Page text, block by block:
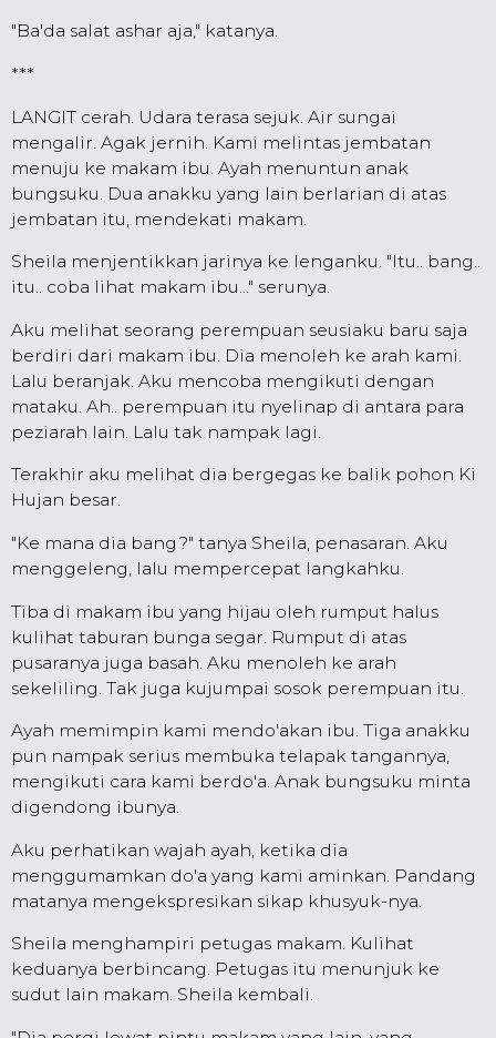
"Ba'da salat ashar aja," katanya.
***
LANGIT cerah. Udara terasa sejuk. Air sungai
mengalir. Agak jernih. Kami melintas jembatan
menuju ke makam ibu. Ayah menuntun anak
bungsuku. Dua anakku yang lain berlarian di atas
jembatan itu, mendekati makam.
Sheila menjentikkan jarinya ke lenganku. "Itu.. bang..
itu.. coba lihat makam ibu..." serunya.
Aku melihat seorang perempuan seusiaku baru saja
berdiri dari makam ibu. Dia menoleh ke arah kami.
Lalu beranjak. Aku mencoba mengikuti dengan
mataku. Ah.. perempuan itu nyelinap di antara para
peziarah lain. Lalu tak nampak lagi.
Terakhir aku melihat dia bergegas ke balik pohon Ki
Hujan besar.
"Ke mana dia bang?" tanya Sheila, penasaran. Aku
menggeleng, lalu mempercepat langkahku.
Tiba di makam ibu yang hijau oleh rumput halus
kulihat taburan bunga segar. Rumput di atas
pusaranya juga basah. Aku menoleh ke arah
sekeliling. Tak juga kujumpai sosok perempuan itu.
Ayah memimpin kami mendo'akan ibu. Tiga anakku
pun nampak serius membuka telapak tangannya,
mengikuti cara kami berdo'a. Anak bungsuku minta
digendong ibunya.
Aku perhatikan wajah ayah, ketika dia
menggumamkan do'a yang kami aminkan. Pandang
matanya mengekspresikan sikap khusyuk-nya.
Sheila menghampiri petugas makam. Kulihat
keduanya berbincang. Petugas itu menunjuk ke
sudut lain makam. Sheila kembali.